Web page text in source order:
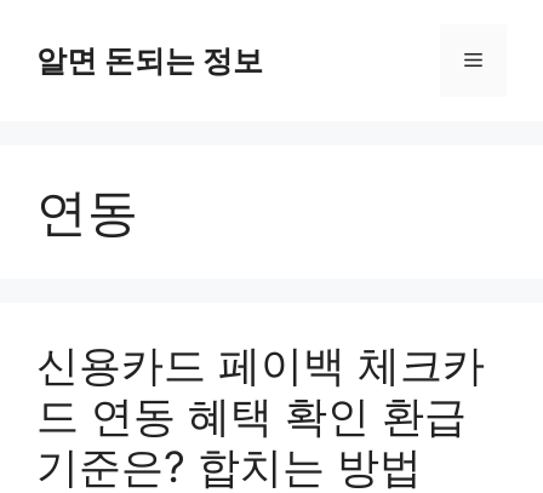
알면 돈되는 정보 메
연동
신용카드 페이백 체크카
드 연동 혜택 확인 환급
기준은? 합치는 방법